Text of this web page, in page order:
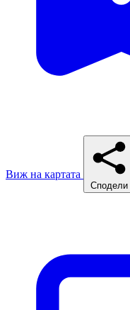
Виж на картата
Сподели